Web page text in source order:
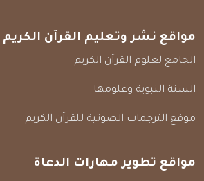
مواقع نشر وتعليم القرآن الكريم
الجامع لعلوم القرآن الكريم
السنة النبوية وعلومها
موقع الترجمات الصوتية للقرآن الكريم
مواقع تطوير مهارات الدعاة